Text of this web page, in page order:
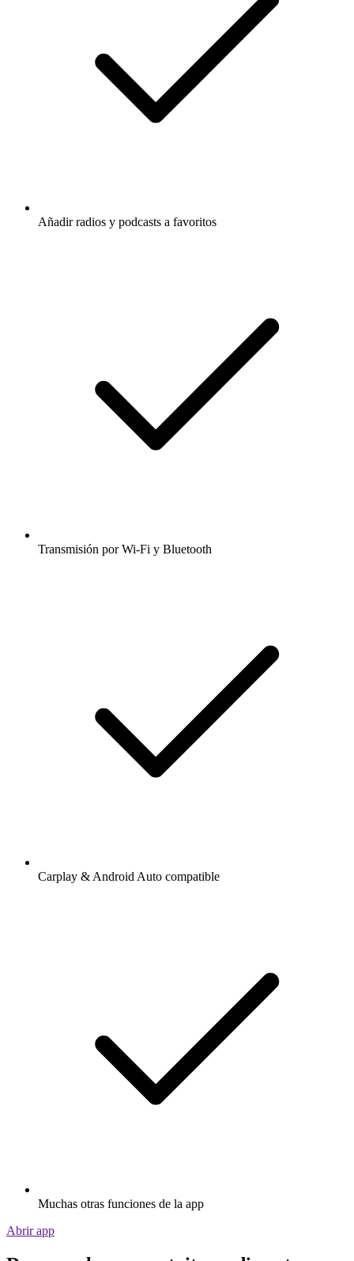
Añadir radios y podcasts a favoritos
Transmisión por Wi-Fi y Bluetooth
Carplay & Android Auto compatible
Muchas otras funciones de la app
Abrir app